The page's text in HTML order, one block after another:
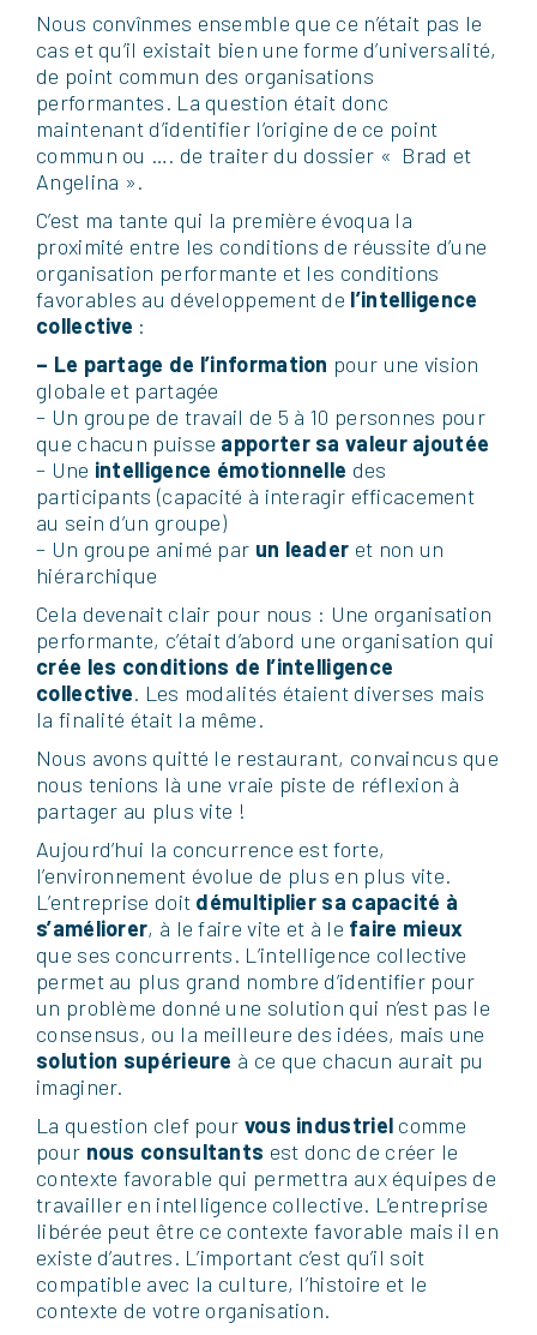
Nous convînmes ensemble que ce n’était pas le
cas et qu’il existait bien une forme d’universalité,
de point commun des organisations
performantes. La question était donc
maintenant d’identifier l’origine de ce point
commun ou …. de traiter du dossier « Brad et
Angelina ».
C’est ma tante qui la première évoqua la
proximité entre les conditions de réussite d’une
organisation performante et les conditions
favorables au développement de l’intelligence
collective :
– Le partage de l’information pour une vision
globale et partagée
– Un groupe de travail de 5 à 10 personnes pour
que chacun puisse apporter sa valeur ajoutée
– Une intelligence émotionnelle des
participants (capacité à interagir efficacement
au sein d’un groupe)
– Un groupe animé par un leader et non un
hiérarchique
Cela devenait clair pour nous : Une organisation
performante, c’était d’abord une organisation qui
crée les conditions de l’intelligence
collective. Les modalités étaient diverses mais
la finalité était la même.
Nous avons quitté le restaurant, convaincus que
nous tenions là une vraie piste de réflexion à
partager au plus vite !
Aujourd’hui la concurrence est forte,
l’environnement évolue de plus en plus vite.
L’entreprise doit démultiplier sa capacité à
s’améliorer, à le faire vite et à le faire mieux
que ses concurrents. L’intelligence collective
permet au plus grand nombre d’identifier pour
un problème donné une solution qui n’est pas le
consensus, ou la meilleure des idées, mais une
solution supérieure à ce que chacun aurait pu
imaginer.
La question clef pour vous industriel comme
pour nous consultants est donc de créer le
contexte favorable qui permettra aux équipes de
travailler en intelligence collective. L’entreprise
libérée peut être ce contexte favorable mais il en
existe d’autres. L’important c’est qu’il soit
compatible avec la culture, l’histoire et le
contexte de votre organisation.